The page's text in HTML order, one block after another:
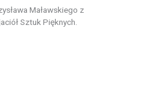
Maławskiego z
Sztuk Pięknych.